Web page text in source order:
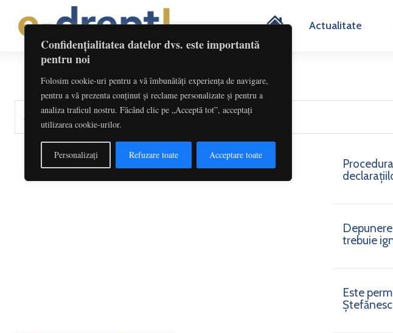
Confidențialitatea datelor dvs. este importantă
pentru noi
Folosim cookie-uri pentru a vă îmbunătăți experiența de navigare,
pentru a vă prezenta conținut și reclame personalizate și pentru a
analiza traficul nostru. Făcând clic pe „Acceptă tot”, acceptați
utilizarea cookie-urilor.
Personalizați Refuzare toate Acceptare toate
H Actualitate
cuvinte-cheie, titlu articol, autor
trebuie
Este